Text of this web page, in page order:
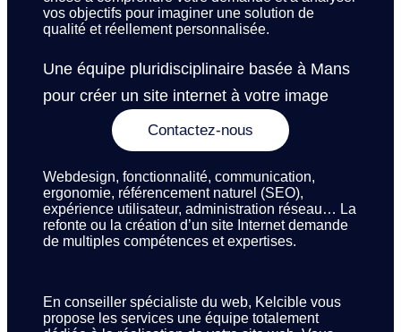
vos objectifs pour imaginer une solution de
qualité et réellement personnalisée.
Une équipe pluridisciplinaire basée à Mans
pour créer un site internet à votre image
Contactez-nous
Webdesign, fonctionnalité, communication,
ergonomie, référencement naturel (SEO),
expérience utilisateur, administration réseau… La
refonte ou la création d’un site Internet demande
de multiples compétences et expertises.
En conseiller spécialiste du web, Kelcible vous
propose les services une équipe totalement